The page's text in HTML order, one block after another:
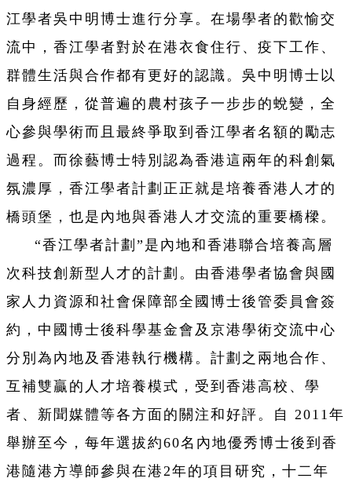
江學者吳中明博士進行分享。在場學者的歡愉交
流中，香江學者對於在港衣食住行、疫下工作、
群體生活與合作都有更好的認識。吳中明博士以
自身經歷，從普遍的農村孩子一步步的蛻變，全
心參與學術而且最終爭取到香江學者名額的勵志
過程。而徐藝博士特別認為香港這兩年的科創氣
氛濃厚，香江學者計劃正正就是培養香港人才的
橋頭堡，也是內地與香港人才交流的重要橋樑。
“香江學者計劃”是內地和香港聯合培養高層
次科技創新型人才的計劃。由香港學者協會與國
家人力資源和社會保障部全國博士後管委員會簽
約，中國博士後科學基金會及京港學術交流中心
分別為內地及香港執行機構。計劃之兩地合作、
互補雙贏的人才培養模式，受到香港高校、學
者、新聞媒體等各方面的關注和好評。自 2011年
舉辦至今，每年選拔約60名內地優秀博士後到香
港隨港方導師參與在港2年的項目研究，十二年